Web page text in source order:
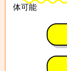
体可能